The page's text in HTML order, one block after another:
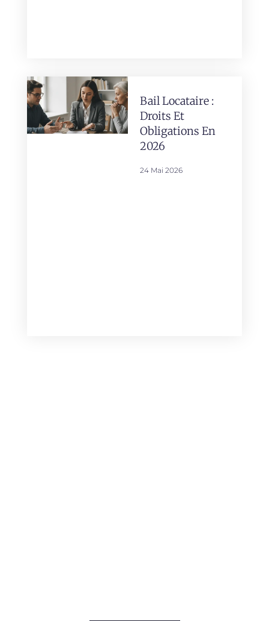
Bail Locataire :
Droits Et
Obligations En
2026
24 Mai 2026